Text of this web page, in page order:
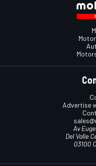
Advertise
Av
Del Valle
03100